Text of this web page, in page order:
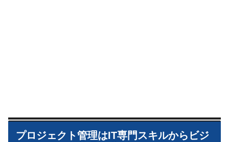
プロジェクト管理はIT専門スキルからビジ